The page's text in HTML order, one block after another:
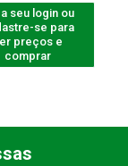
seu login ou
se para
preços e
comprar